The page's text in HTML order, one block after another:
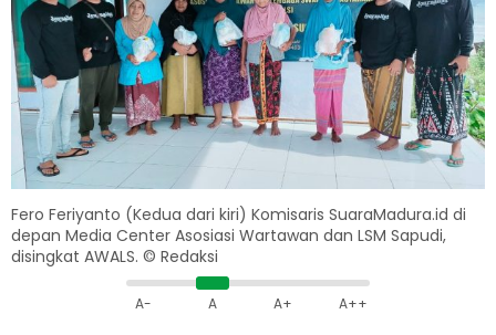
Fero Feriyanto (Kedua dari kiri) Komisaris SuaraMadura.id di
depan Media Center Asosiasi Wartawan dan LSM Sapudi,
disingkat AWALS. © Redaksi
A- A A+ A++